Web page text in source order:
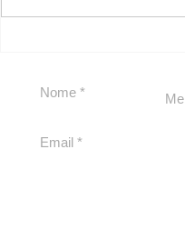
para São Paulo